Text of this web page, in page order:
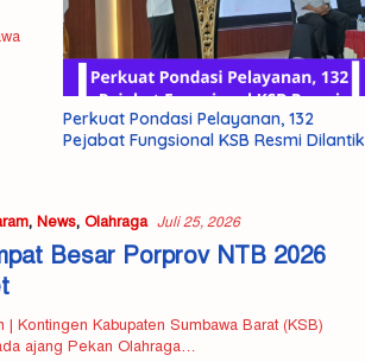
Perkuat Pondasi Pelayanan, 132
Pejabat Fungsional KSB Resmi Dilantik
, News, Olahraga Juli 25, 2026
Besar Porprov NTB 2026
| Kontingen Kabupaten Sumbawa Barat (KSB)
ajang Pekan Olahraga…